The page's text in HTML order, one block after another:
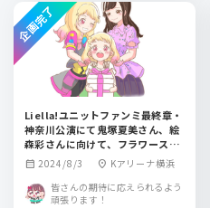
Liella!ユニットファンミ最終章・
神奈川公演にて鬼塚夏美さん、絵
森彩さんに向けて、フラワースタ
ンドを一緒に出しませんか？
calendar_month 2024/8/3 location_on Kアリーナ横浜
皆さんの期待に応えられるよう
頑張ります！
企画完了